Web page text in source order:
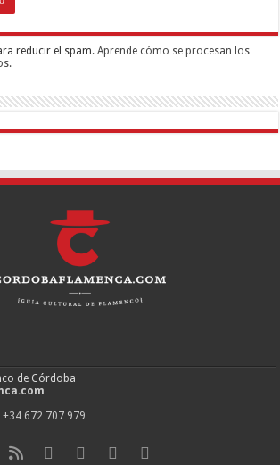
reducir el spam.Aprende cómo se procesan los
de Córdoba
+34 672 707 979